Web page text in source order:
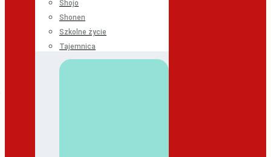
Shojo
Shonen
Szkolne życie
Tajemnica